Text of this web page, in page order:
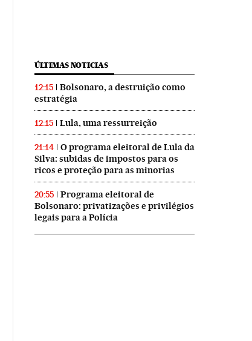
ÚLTIMAS NOTICIAS
12:15
Bolsonaro, a destruição como
estratégia
12:15 Lula, uma ressurreição
21:14
O programa eleitoral de Lula da
Silva: subidas de impostos para os
ricos e proteção para as minorias
20:55
Programa eleitoral de
Bolsonaro: privatizações e privilégios
legais para a Polícia